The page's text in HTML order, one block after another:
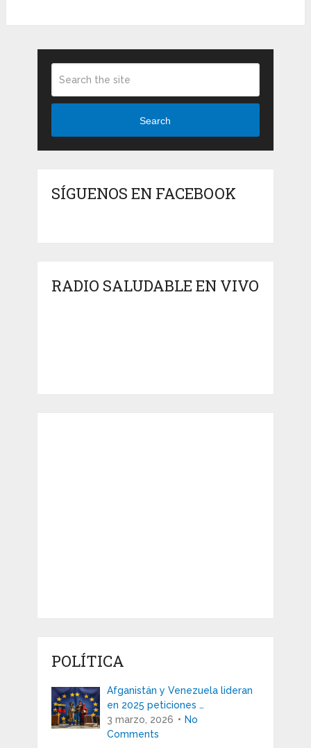
Search
SÍGUENOS EN FACEBOOK
RADIO SALUDABLE EN VIVO
POLÍTICA
Afganistán y Venezuela lideran
en 2025 peticiones …
3 marzo, 2026
No
Comments